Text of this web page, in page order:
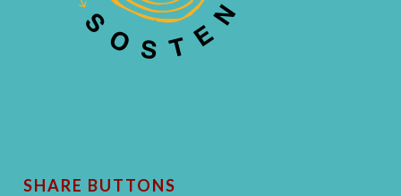
SHARE BUTTONS